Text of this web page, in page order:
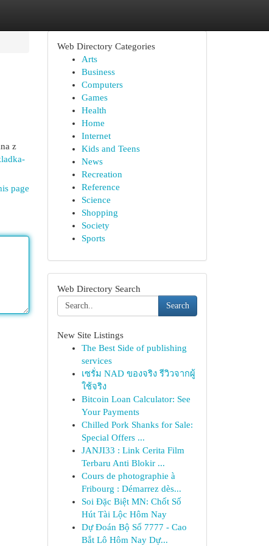
z
page
Web Directory Categories
Arts
Business
Computers
Games
Health
Home
Internet
Kids and Teens
News
Recreation
Reference
Science
Shopping
Society
Sports
Web Directory Search
Search
New Site Listings
The Best Side of publishing
services
เซรั่ม NAD ของจริง รีวิวจากผู้
ใช้จริง
Bitcoin Loan Calculator: See
Your Payments
Chilled Pork Shanks for Sale:
Special Offers ...
JANJI33 : Link Cerita Film
Terbaru Anti Blokir ...
Cours de photographie à
Fribourg : Démarrez dès...
Soi Đặc Biệt MN: Chốt Số
Hút Tài Lộc Hôm Nay
Dự Đoán Bộ Số 7777 - Cao
Bắt Lô Hôm Nay Dự...